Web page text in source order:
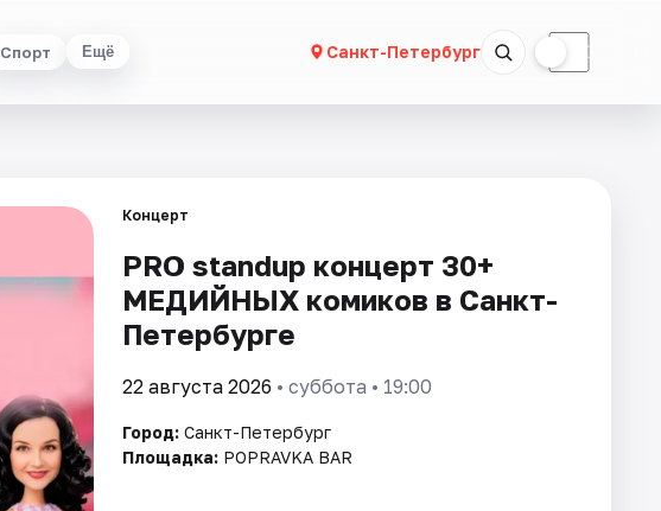
Спорт Ещё Санкт-Петербург ☾
Концерт
PRO standup концерт 30+
МЕДИЙНЫХ комиков в Санкт-
Петербурге
22 августа 2026 • суббота • 19:00
Город: Санкт-Петербург
Площадка: POPRAVKA BAR